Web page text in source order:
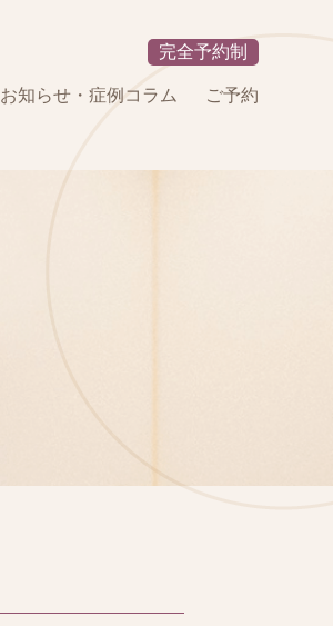
完全予約制
お知らせ・症例コラム ご予約